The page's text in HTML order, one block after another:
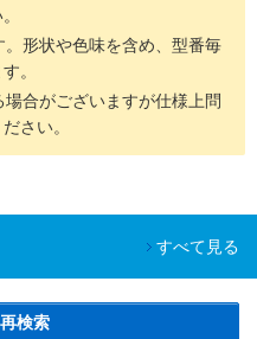
ック、三価ホワイト、ユニク
ンクロメート、黒色クロメー
ロームメッキ、ダクロタイズ
+緩み止め剤塗布（アロッ
（アロック）、無電解ニッケ
形状や色味を含め、型番毎
。
合がございますが仕様上問
さい。
すべて見る
検索